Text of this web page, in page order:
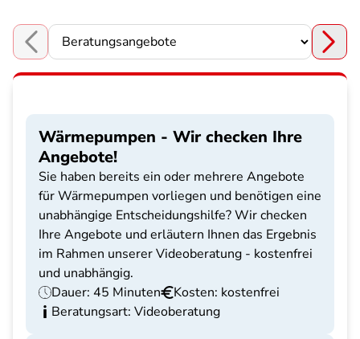
Choose a section
Wärmepumpen - Wir checken Ihre
Angebote!
Sie haben bereits ein oder mehrere Angebote
für Wärmepumpen vorliegen und benötigen eine
unabhängige Entscheidungshilfe? Wir checken
Ihre Angebote und erläutern Ihnen das Ergebnis
im Rahmen unserer Videoberatung - kostenfrei
und unabhängig.
Dauer: 45 Minuten
Kosten: kostenfrei
Beratungsart: Videoberatung